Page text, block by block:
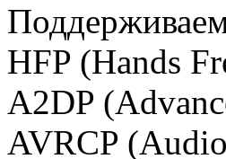
HFP (Hands
A2DP
AVRCP